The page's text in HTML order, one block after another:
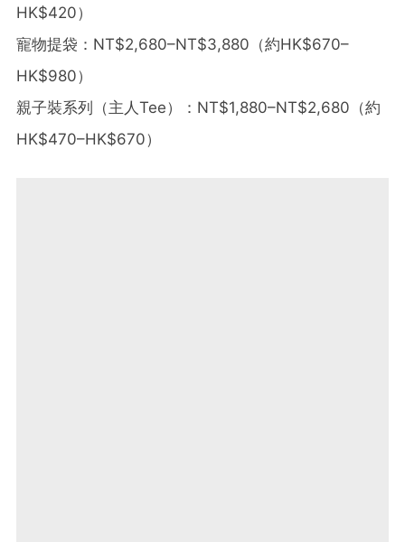
HK$420）
寵物提袋：NT$2,680–NT$3,880（約HK$670–
HK$980）
親子裝系列（主人Tee）：NT$1,880–NT$2,680（約
HK$470–HK$670）